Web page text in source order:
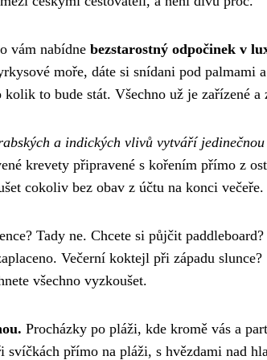
vám nabídne bezstarostný odpočinek v
moře, dáte si snídani pod palmami
to bude stát. Všechno už je zařízené a
a indických vlivů vytváří
krevety připravené s kořením přímo z
cokoliv bez obav z účtu na konci večeře.
Tady ne. Chcete si půjčit
Večerní koktejl při západu slunce?
všechno vyzkoušet.
Procházky po pláži, kde kromě vás a
přímo na pláži, s hvězdami nad